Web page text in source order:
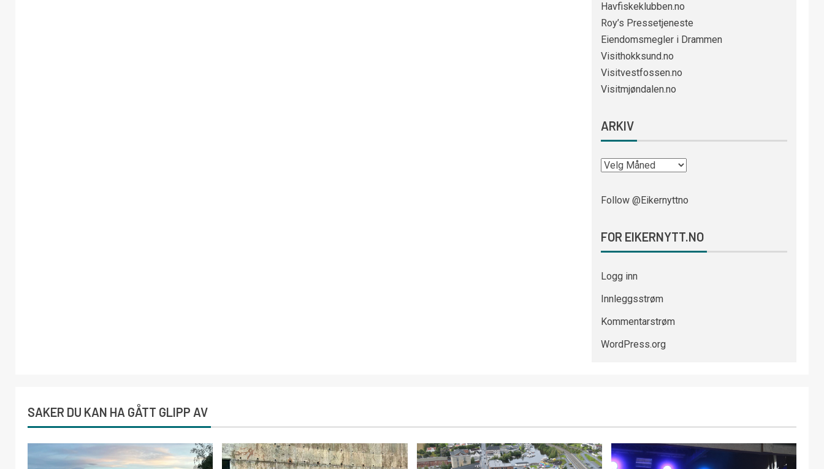
Havfiskeklubben.no
Roy’s Pressetjeneste
Eiendomsmegler i Drammen
Visithokksund.no
Visitvestfossen.no
Visitmjøndalen.no
ARKIV
Follow @Eikernyttno
FOR EIKERNYTT.NO
Logg inn
Innleggsstrøm
Kommentarstrøm
WordPress.org
SAKER DU KAN HA GÅTT GLIPP AV